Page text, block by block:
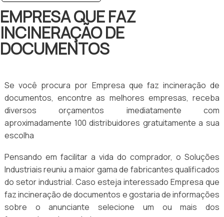
EMPRESA QUE FAZ
INCINERAÇÃO DE
DOCUMENTOS
Se você procura por Empresa que faz incineração de
documentos, encontre as melhores empresas, receba
diversos orçamentos imediatamente com
aproximadamente 100 distribuidores gratuitamente a sua
escolha
Pensando em facilitar a vida do comprador, o Soluções
Industriais reuniu a maior gama de fabricantes qualificados
do setor industrial. Caso esteja interessado Empresa que
faz incineração de documentos e gostaria de informações
sobre o anunciante selecione um ou mais dos